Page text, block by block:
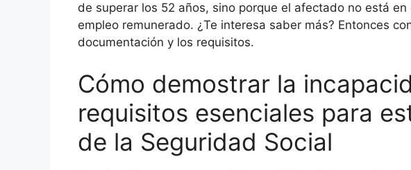
de superar los 52 años, sino porque el afectado no está
empleo remunerado. ¿Te interesa saber más? Entonces
documentación y los requisitos.
Cómo demostrar la
requisitos esenciales para
de la Seguridad Social